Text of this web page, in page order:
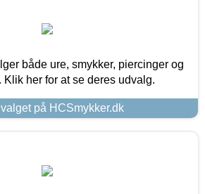
både ure, smykker, piercinger og
her for at se deres udvalg.
på HCSmykker.dk